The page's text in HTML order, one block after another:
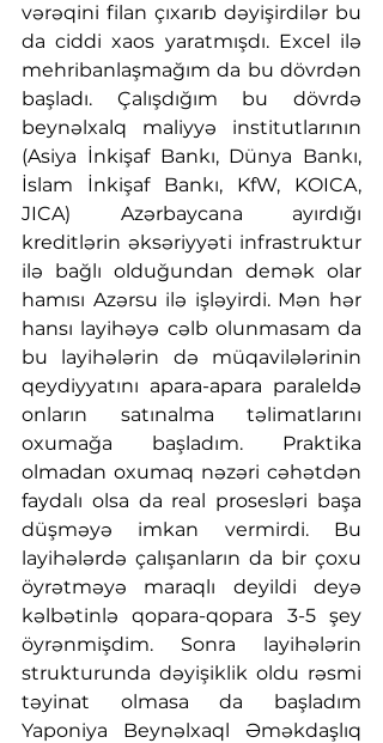
vərəqini filan çıxarıb dəyişirdilər bu
da ciddi xaos yaratmışdı. Excel ilə
mehribanlaşmağım da bu dövrdən
başladı. Çalışdığım bu dövrdə
beynəlxalq maliyyə institutlarının
(Asiya İnkişaf Bankı, Dünya Bankı,
İslam İnkişaf Bankı, KfW, KOICA,
JICA) Azərbaycana ayırdığı
kreditlərin əksəriyyəti infrastruktur
ilə bağlı olduğundan demək olar
hamısı Azərsu ilə işləyirdi. Mən hər
hansı layihəyə cəlb olunmasam da
bu layihələrin də müqavilələrinin
qeydiyyatını apara-apara paraleldə
onların satınalma təlimatlarını
oxumağa başladım. Praktika
olmadan oxumaq nəzəri cəhətdən
faydalı olsa da real prosesləri başa
düşməyə imkan vermirdi. Bu
layihələrdə çalışanların da bir çoxu
öyrətməyə maraqlı deyildi deyə
kəlbətinlə qopara-qopara 3-5 şey
öyrənmişdim. Sonra layihələrin
strukturunda dəyişiklik oldu rəsmi
təyinat olmasa da başladım
Yaponiya Beynəlxaql Əməkdaşlıq